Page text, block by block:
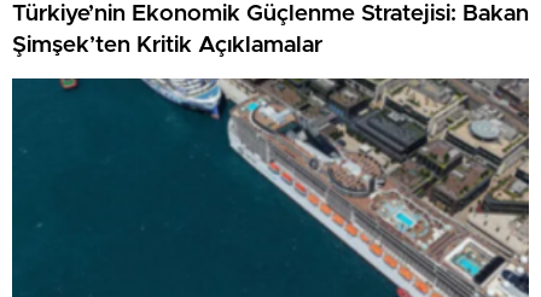
Türkiye’nin Ekonomik Güçlenme Stratejisi: Bakan
Şimşek’ten Kritik Açıklamalar